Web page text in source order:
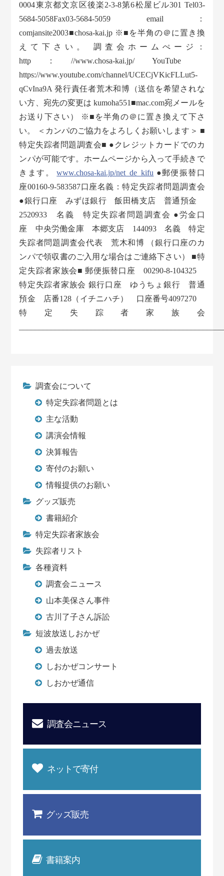
0004東京都文京区後楽2-3-8第6松屋ビル301 Tel03-
5684-5058Fax03-5684-5059 email：
comjansite2003■chosa-kai.jp ※■を半角の＠に置き換
えて下さい。 調査会ホームぺージ：
http：//www.chosa-kai.jp/ YouTube
https://www.youtube.com/channel/UCECjVKicFLLut5-
qCvIna9A 発行責任者荒木和博（送信を希望されな
い方、宛先の変更は kumoha551■mac.com宛メールを
お送り下さい） ※■を半角の＠に置き換えて下さ
い。 ＜カンパのご協力をよろしくお願いします＞ ■
特定失踪者問題調査会■ ●クレジットカードでのカ
ンパが可能です。ホームページから入って手続きで
きます。www.chosa-kai.jp/net_de_kifu ●郵便振替口
座00160-9-583587口座名義：特定失踪者問題調査会
●銀行口座 みずほ銀行 飯田橋支店 普通預金
2520933 名義 特定失踪者問題調査会 ●労金口
座 中央労働金庫 本郷支店 144093 名義 特定
失踪者問題調査会代表 荒木和博 （銀行口座のカ
ンパで領収書のご入用な場合はご連絡下さい） ■特
定失踪者家族会■ 郵便振替口座 00290-8-104325
特定失踪者家族会 銀行口座 ゆうちょ銀行 普通
預金 店番128（イチニハチ） 口座番号4097270
特定失踪者家族会
調査会について
特定失踪者問題とは
主な活動
講演会情報
決算報告
寄付のお願い
情報提供のお願い
グッズ販売
書籍紹介
特定失踪者家族会
失踪者リスト
各種資料
調査会ニュース
山本美保さん事件
古川了子さん訴訟
短波放送しおかぜ
過去放送
しおかぜコンサート
しおかぜ通信
調査会ニュース
ネットで寄付
グッズ販売
書籍案内